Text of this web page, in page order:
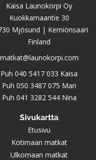
Kaisa Launokorpi Oy
Kuokkamaantie 30
Mjösund | Kemiönsaari
Finland
matkat@launokorpi.com
Puh 040 5417 033 Kaisa
Puh 050 3487 075 Mari
Puh 041 3282 544Nina
Sivukartta
Etusivu
Kotimaan matkat
Ulkomaan matkat